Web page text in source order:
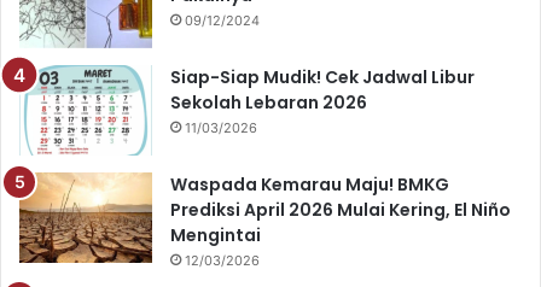
09/12/2024
Siap-Siap Mudik! Cek Jadwal Libur
Sekolah Lebaran 2026
11/03/2026
Waspada Kemarau Maju! BMKG
Prediksi April 2026 Mulai Kering, El Niño
Mengintai
12/03/2026